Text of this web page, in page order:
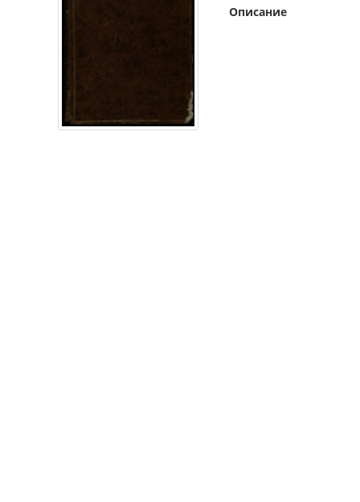
Описание